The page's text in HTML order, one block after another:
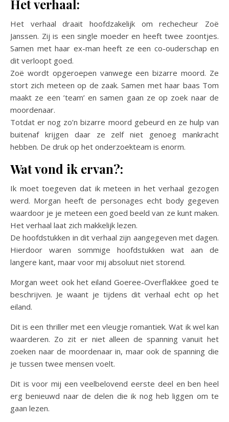
Het verhaal:
Het verhaal draait hoofdzakelijk om rechecheur Zoë
Janssen. Zij is een single moeder en heeft twee zoontjes.
Samen met haar ex-man heeft ze een co-ouderschap en
dit verloopt goed.
Zoë wordt opgeroepen vanwege een bizarre moord. Ze
stort zich meteen op de zaak. Samen met haar baas Tom
maakt ze een ’team’ en samen gaan ze op zoek naar de
moordenaar.
Totdat er nog zo’n bizarre moord gebeurd en ze hulp van
buitenaf krijgen daar ze zelf niet genoeg mankracht
hebben. De druk op het onderzoekteam is enorm.
Wat vond ik ervan?:
Ik moet toegeven dat ik meteen in het verhaal gezogen
werd. Morgan heeft de personages echt body gegeven
waardoor je je meteen een goed beeld van ze kunt maken.
Het verhaal laat zich makkelijk lezen.
De hoofdstukken in dit verhaal zijn aangegeven met dagen.
Hierdoor waren sommige hoofdstukken wat aan de
langere kant, maar voor mij absoluut niet storend.
Morgan weet ook het eiland Goeree-Overflakkee goed te
beschrijven. Je waant je tijdens dit verhaal echt op het
eiland.
Dit is een thriller met een vleugje romantiek. Wat ik wel kan
waarderen. Zo zit er niet alleen de spanning vanuit het
zoeken naar de moordenaar in, maar ook de spanning die
je tussen twee mensen voelt.
Dit is voor mij een veelbelovend eerste deel en ben heel
erg benieuwd naar de delen die ik nog heb liggen om te
gaan lezen.